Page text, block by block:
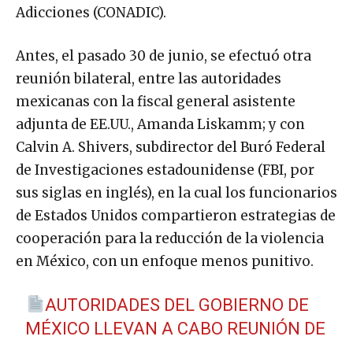
Adicciones (CONADIC).
Antes, el pasado 30 de junio, se efectuó otra
reunión bilateral, entre las autoridades
mexicanas con la fiscal general asistente
adjunta de EE.UU., Amanda Liskamm; y con
Calvin A. Shivers, subdirector del Buró Federal
de Investigaciones estadounidense (FBI, por
sus siglas en inglés), en la cual los funcionarios
de Estados Unidos compartieron estrategias de
cooperación para la reducción de la violencia
en México, con un enfoque menos punitivo.
AUTORIDADES DEL GOBIERNO DE
MÉXICO LLEVAN A CABO REUNIÓN DE